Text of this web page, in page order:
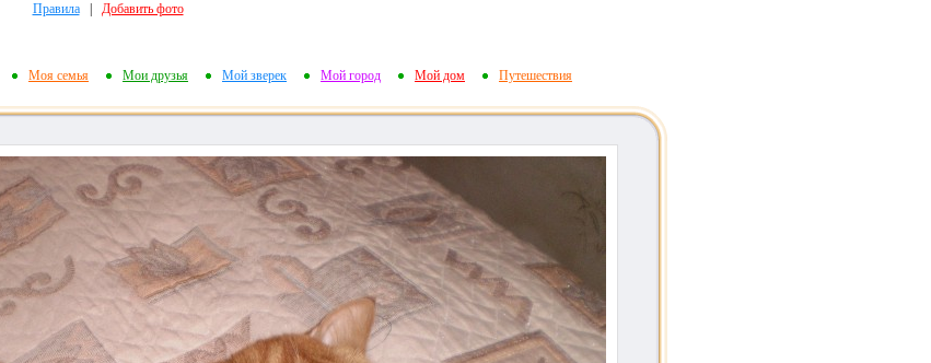
Правила| Добавить фото
Моя семья Мои друзья Мой зверек Мой город Мой дом Путешествия